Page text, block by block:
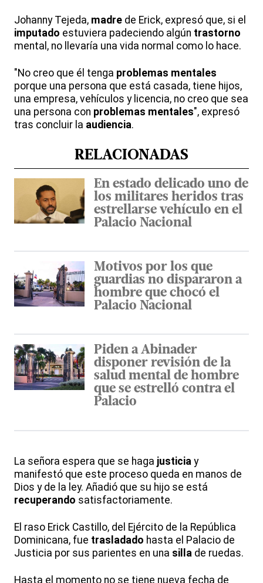
Johanny Tejeda, madre de Erick, expresó que, si el
imputado estuviera padeciendo algún trastorno
mental, no llevaría una vida normal como lo hace.
"No creo que él tenga problemas mentales
porque una persona que está casada, tiene hijos,
una empresa, vehículos y licencia, no creo que sea
una persona con problemas mentales", expresó
tras concluir la audiencia.
RELACIONADAS
En estado delicado uno de
los militares heridos tras
estrellarse vehículo en el
Palacio Nacional
Motivos por los que
guardias no dispararon a
hombre que chocó el
Palacio Nacional
Piden a Abinader
disponer revisión de la
salud mental de hombre
que se estrelló contra el
Palacio
La señora espera que se haga justicia y
manifestó que este proceso queda en manos de
Dios y de la ley. Añadió que su hijo se está
recuperando satisfactoriamente.
El raso Erick Castillo, del Ejército de la República
Dominicana, fue trasladado hasta el Palacio de
Justicia por sus parientes en una silla de ruedas.
Hasta el momento no se tiene nueva fecha de